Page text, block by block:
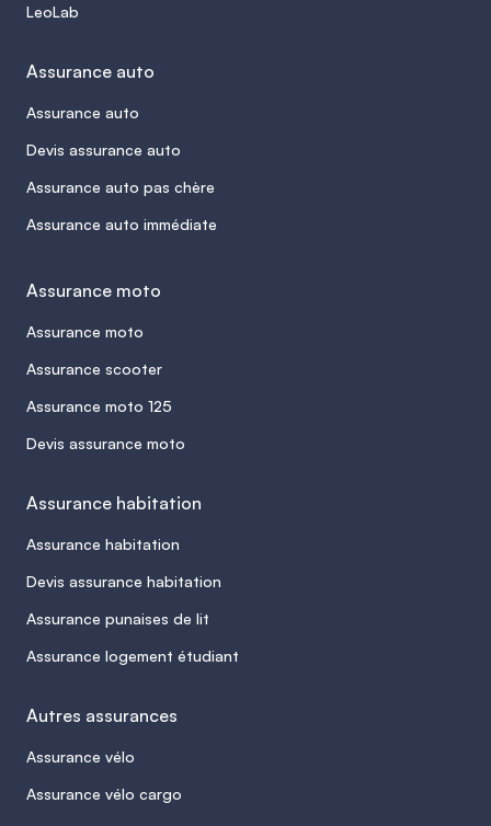
LeoLab
Assurance auto
Assurance auto
Devis assurance auto
Assurance auto pas chère
Assurance auto immédiate
Assurance moto
Assurance moto
Assurance scooter
Assurance moto 125
Devis assurance moto
Assurance habitation
Assurance habitation
Devis assurance habitation
Assurance punaises de lit
Assurance logement étudiant
Autres assurances
Assurance vélo
Assurance vélo cargo